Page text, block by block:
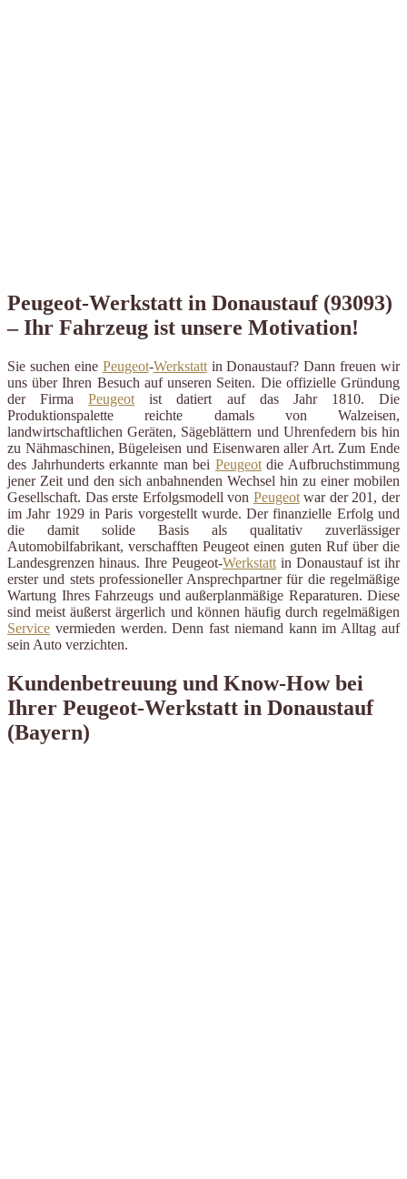
Peugeot-Werkstatt in Donaustauf (93093)
– Ihr Fahrzeug ist unsere Motivation!
Sie suchen eine Peugeot-Werkstattin Donaustauf? Dann freuen wir
uns über Ihren Besuch auf unseren Seiten. Die offizielle Gründung
der FirmaPeugeot ist datiert auf das Jahr 1810. Die
Produktionspalette reichte damals von Walzeisen,
landwirtschaftlichen Geräten, Sägeblättern und Uhrenfedern bis hin
zu Nähmaschinen, Bügeleisen und Eisenwaren aller Art. Zum Ende
des Jahrhunderts erkannte man bei Peugeotdie Aufbruchstimmung
jener Zeit und den sich anbahnenden Wechsel hin zu einer mobilen
Gesellschaft. Das erste Erfolgsmodell von Peugeotwar der 201, der
im Jahr 1929 in Paris vorgestellt wurde. Der finanzielle Erfolg und
die damit solide Basis als qualitativ zuverlässiger
Automobilfabrikant, verschafften Peugeot einen guten Ruf über die
Landesgrenzen hinaus. Ihre Peugeot-Werkstatt in Donaustauf ist ihr
erster und stets professioneller Ansprechpartner für die regelmäßige
Wartung Ihres Fahrzeugs und außerplanmäßige Reparaturen. Diese
sind meist äußerst ärgerlich und können häufig durch regelmäßigen
Service vermieden werden. Denn fast niemand kann im Alltag auf
sein Auto verzichten.
Kundenbetreuung und Know-How bei
Ihrer Peugeot-Werkstatt in Donaustauf
(Bayern)